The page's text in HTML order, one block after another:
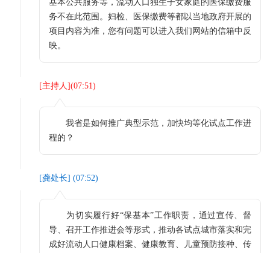
基本公共服务等，流动人口独生子女家庭的医保缴费服
务不在此范围。妇检、医保缴费等都以当地政府开展的
项目内容为准，您有问题可以进入我们网站的信箱中反
映。
[主持人 ](07:51)
我省是如何推广典型示范，加快均等化试点工作进
程的？
[龚处长] (07:52)
为切实履行好“保基本”工作职责，通过宣传、督
导、召开工作推进会等形式，推动各试点城市落实和完
成好流动人口健康档案、健康教育、儿童预防接种、传